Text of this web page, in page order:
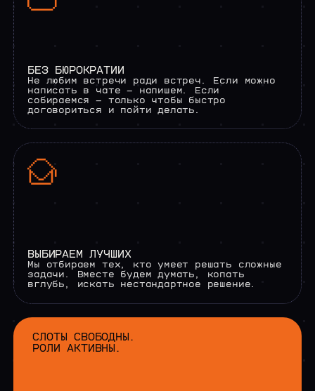
БЕЗ БЮРОКРАТИИ
Не любим встречи ради встреч. Если можно
написать в чате — напишем. Если
собираемся — только чтобы быстро
договориться и пойти делать.
ВЫБИРАЕМ ЛУЧШИХ
Мы отбираем тех, кто умеет решать сложные
задачи. Вместе будем думать, копать
вглубь, искать нестандартное решение.
СЛОТЫ СВОБОДНЫ.
РОЛИ АКТИВНЫ.